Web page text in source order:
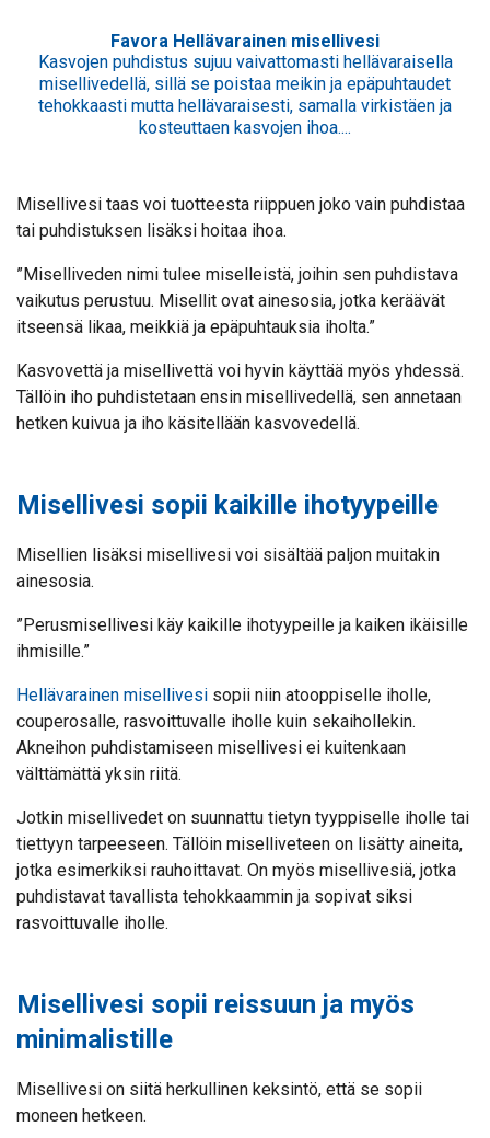
Favora Hellävarainen misellivesi
Kasvojen puhdistus sujuu vaivattomasti hellävaraisella
misellivedellä, sillä se poistaa meikin ja epäpuhtaudet
tehokkaasti mutta hellävaraisesti, samalla virkistäen ja
kosteuttaen kasvojen ihoa....
Misellivesi taas voi tuotteesta riippuen joko vain puhdistaa
tai puhdistuksen lisäksi hoitaa ihoa.
”Miselliveden nimi tulee miselleistä, joihin sen puhdistava
vaikutus perustuu. Misellit ovat ainesosia, jotka keräävät
itseensä likaa, meikkiä ja epäpuhtauksia iholta.”
Kasvovettä ja misellivettä voi hyvin käyttää myös yhdessä.
Tällöin iho puhdistetaan ensin misellivedellä, sen annetaan
hetken kuivua ja iho käsitellään kasvovedellä.
Misellivesi sopii kaikille ihotyypeille
Misellien lisäksi misellivesi voi sisältää paljon muitakin
ainesosia.
”Perusmisellivesi käy kaikille ihotyypeille ja kaiken ikäisille
ihmisille.”
Hellävarainen misellivesi sopii niin atooppiselle iholle,
couperosalle, rasvoittuvalle iholle kuin sekaihollekin.
Akneihon puhdistamiseen misellivesi ei kuitenkaan
välttämättä yksin riitä.
Jotkin misellivedet on suunnattu tietyn tyyppiselle iholle tai
tiettyyn tarpeeseen. Tällöin miselliveteen on lisätty aineita,
jotka esimerkiksi rauhoittavat. On myös misellivesiä, jotka
puhdistavat tavallista tehokkaammin ja sopivat siksi
rasvoittuvalle iholle.
Misellivesi sopii reissuun ja myös
minimalistille
Misellivesi on siitä herkullinen keksintö, että se sopii
moneen hetkeen.